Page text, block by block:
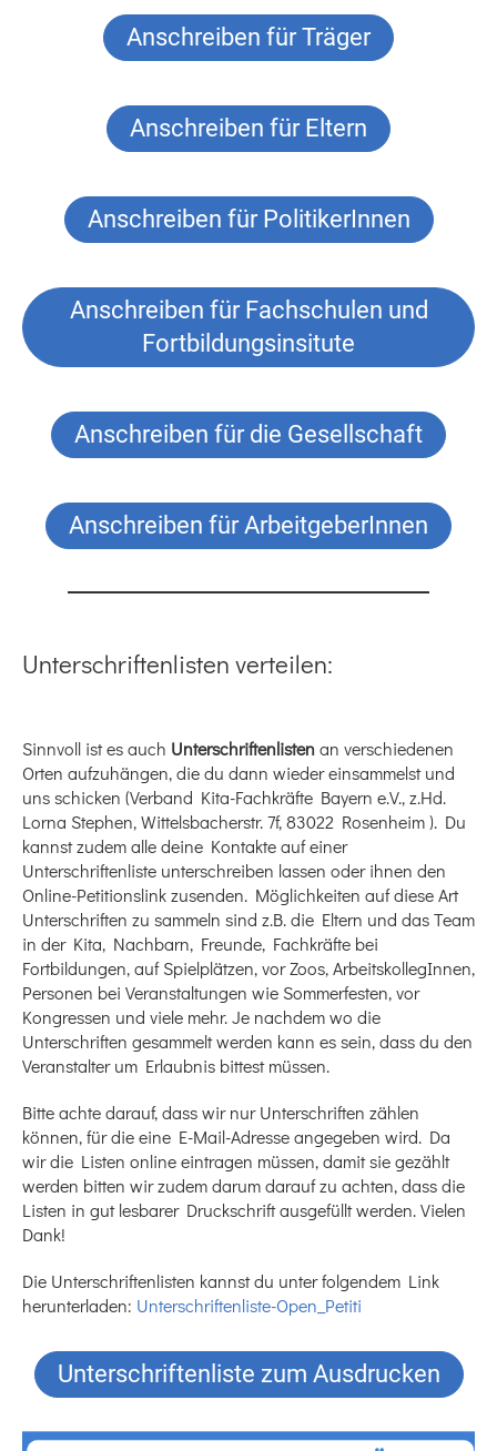
Anschreiben für Träger
Anschreiben für Eltern
Anschreiben für PolitikerInnen
Anschreiben für Fachschulen und
Fortbildungsinsitute
Anschreiben für die Gesellschaft
Anschreiben für ArbeitgeberInnen
Unterschriftenlisten verteilen:
Sinnvoll ist es auch Unterschriftenlistenan verschiedenen
Orten aufzuhängen, die du dann wieder einsammelst und
uns schicken (Verband Kita-Fachkräfte Bayern e.V., z.Hd.
Lorna Stephen, Wittelsbacherstr. 7f, 83022 Rosenheim ). Du
kannst zudem alle deine Kontakte auf einer
Unterschriftenliste unterschreiben lassen oder ihnen den
Online-Petitionslink zusenden. Möglichkeiten auf diese Art
Unterschriften zu sammeln sind z.B. die Eltern und das Team
in der Kita, Nachbarn, Freunde, Fachkräfte bei
Fortbildungen, auf Spielplätzen, vor Zoos, ArbeitskollegInnen,
Personen bei Veranstaltungen wie Sommerfesten, vor
Kongressen und viele mehr. Je nachdem wo die
Unterschriften gesammelt werden kann es sein, dass du den
Veranstalter um Erlaubnis bittest müssen.
Bitte achte darauf, dass wir nur Unterschriften zählen
können, für die eine E-Mail-Adresse angegeben wird. Da
wir die Listen online eintragen müssen, damit sie gezählt
werden bitten wir zudem darum darauf zu achten, dass die
Listen in gut lesbarer Druckschrift ausgefüllt werden. Vielen
Dank!
Die Unterschriftenlisten kannst du unter folgendem Link
herunterladen: Unterschriftenliste-Open_Petiti
Unterschriftenliste zum Ausdrucken